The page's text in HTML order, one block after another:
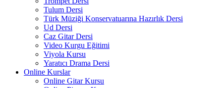
Tulum Dersi
Türk Müziği Konservatuarına Hazırlık Dersi
Ud Dersi
Caz Gitar Dersi
Video Kurgu Eğitimi
Viyola Kursu
Yaratıcı Drama Dersi
Online Kurslar
Online Gitar Kursu